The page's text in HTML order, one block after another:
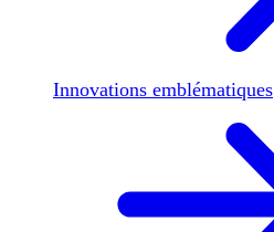
Innovations emblématiques